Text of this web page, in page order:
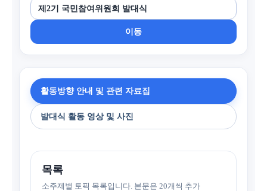
이동
활동방향 안내 및 관련 자료집
발대식 활동 영상 및 사진
목록
소주제별 토픽 목록입니다. 본문은 20개씩 추가